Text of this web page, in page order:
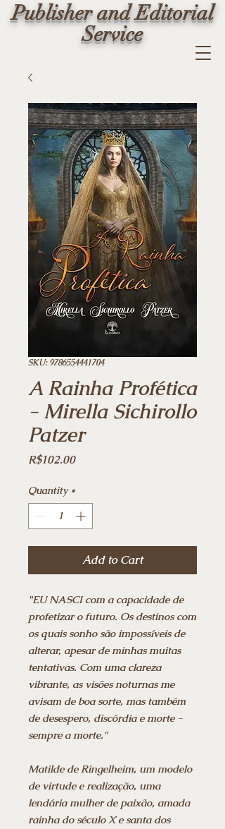
Publisher and Editorial
Service
SKU: 9786554441704
A Rainha Profética
- Mirella Sichirollo
Patzer
R$102.00Price
Quantity *
Add to Cart
"EU NASCI com a capacidade de
profetizar o futuro. Os destinos com
os quais sonho são impossíveis de
alterar, apesar de minhas muitas
tentativas. Com uma clareza
vibrante, as visões noturnas me
avisam de boa sorte, mas também
de desespero, discórdia e morte -
sempre a morte."
Matilde de Ringelheim, um modelo
de virtude e realização, uma
lendária mulher de paixão, amada
rainha do século X e santa dos